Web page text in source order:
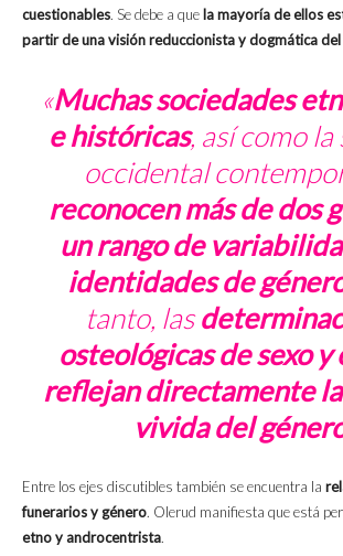
cuestionables. Se debe a que la mayoría de ellos
partir de una visión reduccionista y dogmática
«Muchas sociedades
e históricas, así como
occidental
reconocen más de dos
un rango de
identidades de
tanto, las
osteológicas de sexo y
reflejan directamente
vivida del
Entre los ejes discutibles también se encuentra la
funerarios y género. Olerud manifiesta que está
etno y androcentrista.